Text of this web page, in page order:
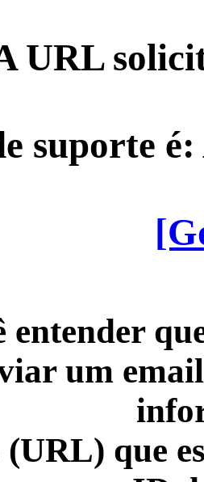
URL
suporte
entender
um
(URL) que